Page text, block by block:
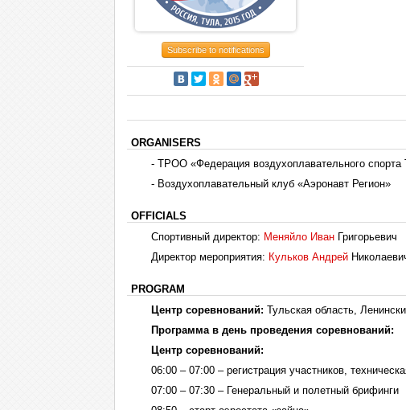
Subscribe to notifications
ORGANISERS
- ТРОО «Федерация воздухоплавательного спорта
- Воздухоплавательный клуб «Аэронавт Регион»
OFFICIALS
Спортивный директор: Меняйло Иван Григорьевич
Директор мероприятия: Кульков Андрей
PROGRAM
Центр соревнований: Тульская область,
Программа в день проведения соревнований:
Центр соревнований:
06:00 – 07:00 – регистрация участников,
07:00 – 07:30 – Генеральный и полетный брифинги